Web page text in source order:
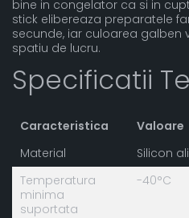
bine in congelator ca si in
stick elibereaza preparatele
secunde, iar culoarea galben
spatiu de lucru.
Specificatii
Caracteristica
Valoare
Material
Silicon
Temperatura
minima
suportata
-40°C